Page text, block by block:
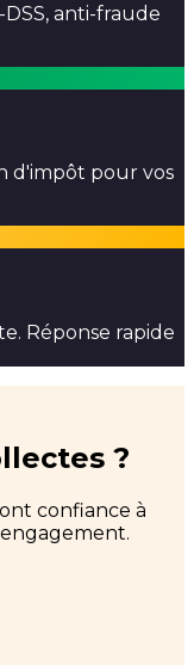
anti-fraude
d'impôt pour vos
Réponse rapide
?
confiance à